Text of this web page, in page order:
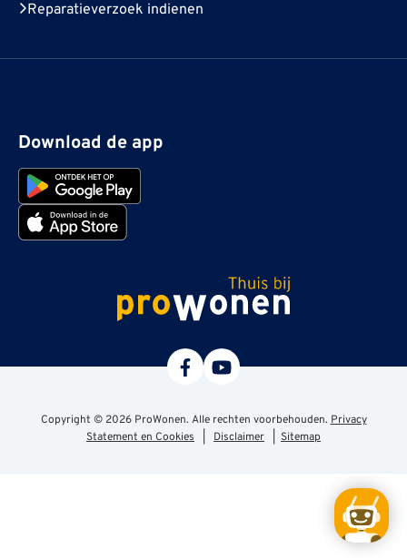
Reparatieverzoek indienen
Download de app
ProWonen
Copyright © 2026 ProWonen. Alle rechten voorbehouden. Privacy
Statement en Cookies
Disclaimer Sitemap